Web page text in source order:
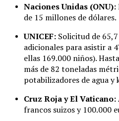
Naciones Unidas (ONU):
de 15 millones de dólares.
UNICEF: Solicitud de
adicionales para asistir a
ellas 169.000 niños).
más de 82 toneladas
potabilizadores de agua
Cruz Roja y El Vaticano:
francos suizos y 100.000